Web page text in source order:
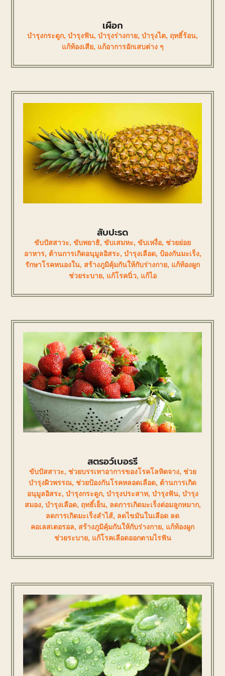
เผือก
บำรุงกระดูก, บำรุงฟัน, บำรุงร่างกาย, บำรุงไต, ฤทธิ์ร้อน,
แก้ท้องเสีย, แก้อาการอักเสบต่าง ๆ
สับปะรด
ขับปัสสาวะ, ขับพยาธิ, ขับเสมหะ, ขับเหงื่อ, ช่วยย่อย
อาหาร, ต้านการเกิดอนุมูลอิสระ, บำรุงเลือด, ป้องกันมะเร็ง,
รักษาโรคหนองใน, สร้างภูมิคุ้มกันให้กับร่างกาย, แก้ท้องผูก
ช่วยระบาย, แก้โรคนิ่ว, แก้ไอ
สตรอว์เบอรรี
ขับปัสสาวะ, ช่วยบรรเทาอาการของโรคโลหิตจาง, ช่วย
บำรุงผิวพรรณ, ช่วยป้องกันโรคหลอดเลือด, ต้านการเกิด
อนุมูลอิสระ, บำรุงกระดูก, บำรุงประสาท, บำรุงฟัน, บำรุง
สมอง, บำรุงเลือด, ฤทธิ์เย็น, ลดการเกิดมะเร็งต่อมลูกหมาก,
ลดการเกิดมะเร็งลำไส้, ลดไขมันในเลือด ลด
คอเลสเตอรอล, สร้างภูมิคุ้มกันให้กับร่างกาย, แก้ท้องผูก
ช่วยระบาย, แก้โรคเลือดออกตามไรฟัน